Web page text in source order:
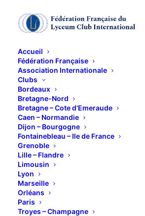
Accueil
Fédération Française
Association Internationale
Clubs
Bordeaux
Bretagne-Nord
Bretagne – Cote d’Emeraude
Caen – Normandie
Dijon – Bourgogne
Fontainebleau – Ile de France
Grenoble
Lille – Flandre
Limousin
Lyon
Marseille
Orléans
Paris
Troyes – Champagne
GENERALE DU
DE LYON
OCTOBRE